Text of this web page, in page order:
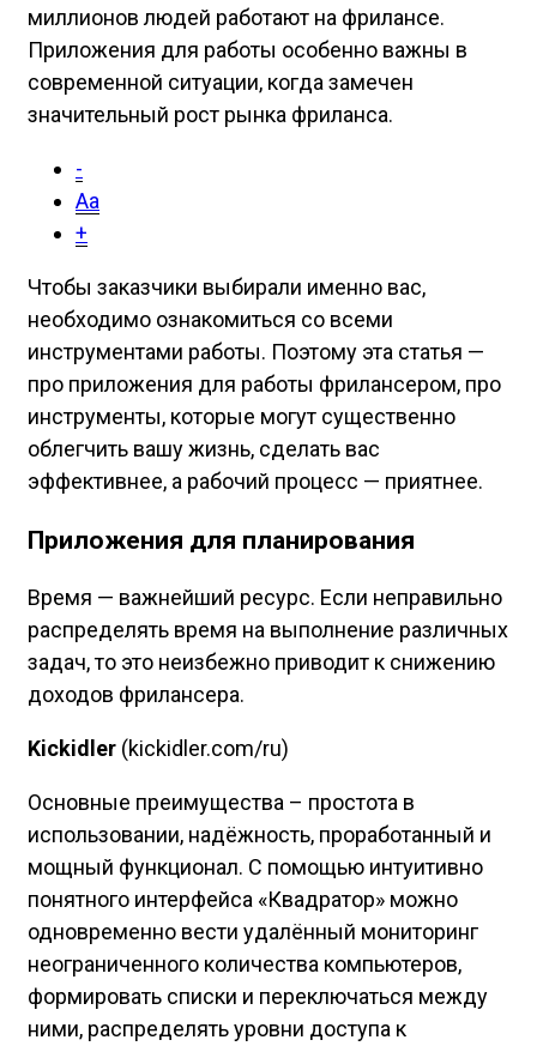
миллионов людей работают на фрилансе.
Приложения для работы особенно важны в
современной ситуации, когда замечен
значительный рост рынка фриланса.
-
Aa
+
Чтобы заказчики выбирали именно вас,
необходимо ознакомиться со всеми
инструментами работы. Поэтому эта статья —
про приложения для работы фрилансером, про
инструменты, которые могут существенно
облегчить вашу жизнь, сделать вас
эффективнее, а рабочий процесс — приятнее.
Приложения для планирования
Время — важнейший ресурс. Если неправильно
распределять время на выполнение различных
задач, то это неизбежно приводит к снижению
доходов фрилансера.
Kickidler (kickidler.com/ru)
Основные преимущества – простота в
использовании, надёжность, проработанный и
мощный функционал. С помощью интуитивно
понятного интерфейса «Квадратор» можно
одновременно вести удалённый мониторинг
неограниченного количества компьютеров,
формировать списки и переключаться между
ними, распределять уровни доступа к